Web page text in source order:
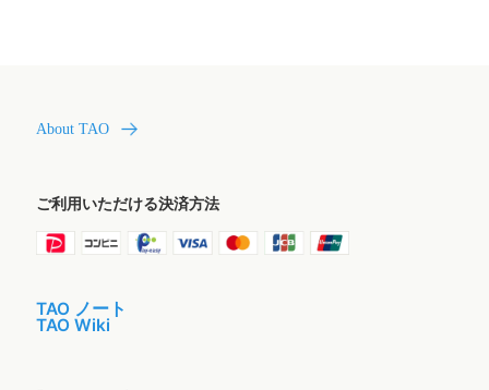
About TAO
ご利用いただける決済方法
TAO ノート
TAO Wiki